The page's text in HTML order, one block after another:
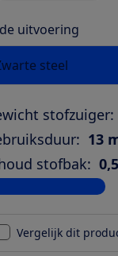
uitvoering
steel
stofzuiger:
13
stofbak:
alle specificaties
Vergelijk dit